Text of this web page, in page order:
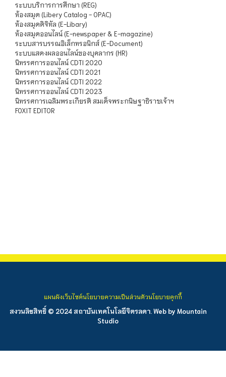
ระบบบริการการศึกษา (REG)
ห้องสมุด (Libery Catalog - OPAC)
ห้องสมุดดิจิทัล (E-Libary)
ห้องสมุดออนไลน์ (E-newspaper & E-magazine)
ระบบสารบรรณอิเล็กทรอนิกส์ (E-Document)
ระบบแสดงผลออนไลน์ของบุคลากร (HR)
นิทรรศการออนไลน์ CDTI 2020
นิทรรศการออนไลน์ CDTI 2021
นิทรรศการออนไลน์ CDTI 2022
นิทรรศการออนไลน์ CDTI 2023
นิทรรศการเฉลิมพระเกียรติ สมเด็จพระกนิษฐาธิราชเจ้าฯ
FOXIT EDITOR
สงวนลิขสิทธิ์ © 2024 สถาบันเทคโนโลยีจิตรลดา. Web by Mountain
Studio
แผนผังเว็บไซต์นโยบายความเป็นส่วนตัวนโยบายคุกกี้